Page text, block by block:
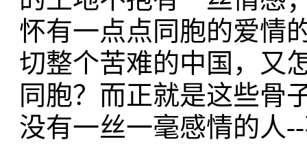
怀有一点点同胞的爱情
切整个苦难的中国，又
同胞？而正就是这些骨
没有一丝一毫感情的人